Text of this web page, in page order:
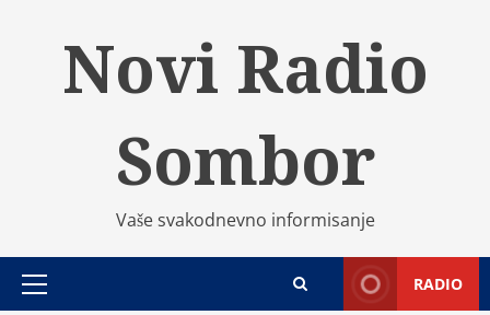
Novi Radio
Sombor
Vaše svakodnevno informisanje
Primary
RADIO